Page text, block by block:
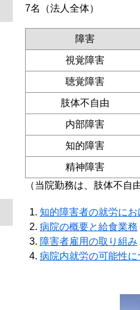
7名（法人全体）
障害
視覚障害
聴覚障害
肢体不自由
内部障害
知的障害
精神障害
（当院勤務は、肢体不自
知的障害者の就労にお
病院の概要と給食業務
障害者雇用の取り組み
病院内就労の可能性